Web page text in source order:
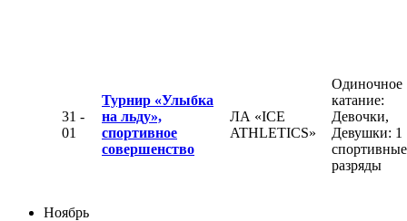
31 -
01
Турнир «Улыбка
на льду»,
спортивное
совершенство
ЛА «ICE
ATHLETICS»
Одиночное
катание:
Девочки,
Девушки: 1
спортивные
разряды
Ноябрь